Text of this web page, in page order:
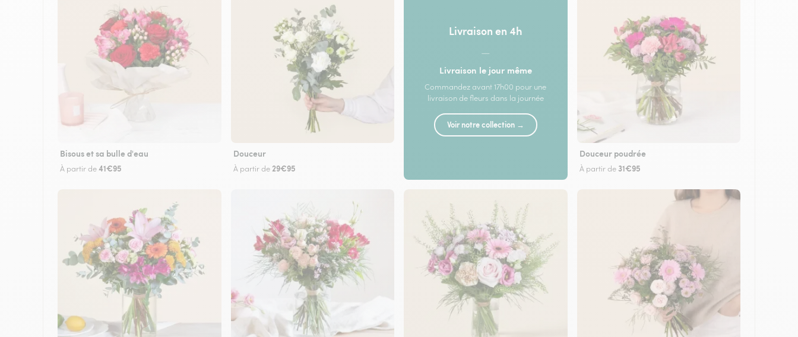
Bisous et sa bulle d'eau
À partir de41€95
Douceur
À partir de 29€95
Livraison en 4h
—
Livraison le jour même
Commandez avant 17h00 pour une
livraison de fleurs dans la journée
Voir notre collection →
Douceur poudrée
À partir de 31€95